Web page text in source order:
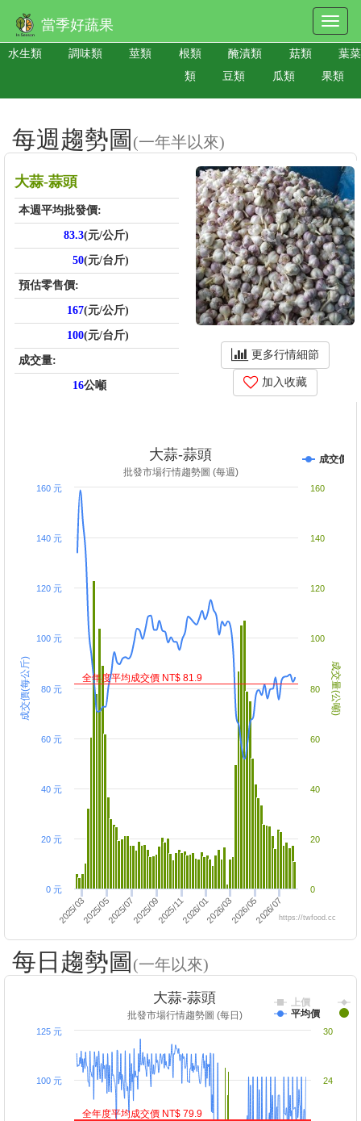
當季好蔬果
水生類 調味類 莖類 根類 醃漬類 菇類
葉菜
類
豆類 瓜類 果類
每週趨勢圖 (一年半以來)
大蒜-蒜頭
本週平均批發價:
83.3(元/公斤)
50(元/台斤)
預估零售價:
167(元/公斤)
100(元/台斤)
成交量:
16公噸
更多行情細節
加入收藏
成交價(每公斤) 成交量(公噸)
大蒜-蒜頭
批發市場行情趨勢圖 (每週)
成交價
2025/032025/052025/072025/092025/112026/012026/032026/052026/07
0 元
20 元
40 元
60 元
80 元
100 元
120 元
140 元
160 元
0
20
40
60
80
100
120
140
160
https://twfood.cc
全年度平均成交價 NT$ 81.9
每日趨勢圖 (一年以來)
大蒜-蒜頭
批發市場行情趨勢圖 (每日)
上價
平均價
100 元
125 元
24
30
全年度平均成交價 NT$ 79.9